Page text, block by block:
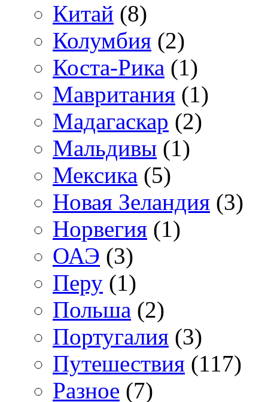
Китай (8)
Колумбия (2)
Коста-Рика (1)
Мавритания (1)
Мадагаскар (2)
Мальдивы (1)
Мексика (5)
Новая Зеландия (3)
Норвегия (1)
ОАЭ (3)
Перу (1)
Польша (2)
Португалия (3)
Путешествия (117)
Разное (7)